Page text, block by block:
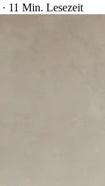
· 11 Min. Lesezeit